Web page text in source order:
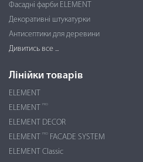
Фасадні фарби ELEMENT
Декоративні штукатурки
Антисептики для деревини
Дивитись все ...
Лінійки товарів
ELEMENT
ELEMENT
PRO
ELEMENT DECOR
ELEMENT
PRO
FACADE SYSTEM
ELEMENT Classic